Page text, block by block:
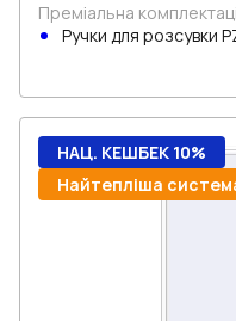
Преміальна
Ручки для розсувки
НАЦ. КЕШБЕК 10%
Найтепліша